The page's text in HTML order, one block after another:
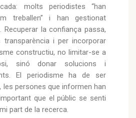
molts periodistes “han
treballen” i han gestionat
Recuperar la confiança passa,
i per incorporar
constructiu, no limitar-se a
sinó donar solucions i
El periodisme ha de ser
les persones que informen han
que el públic se senti
part de la recerca.